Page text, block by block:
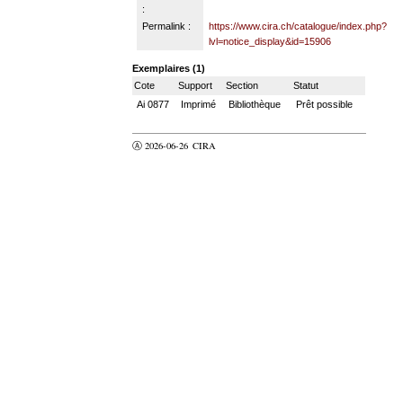
:
Permalink :
https://www.cira.ch/catalogue/index.php?
lvl=notice_display&id=15906
Exemplaires (1)
Cote
Support Section
Statut
Ai 0877
Imprimé Bibliothèque Prêt possible
Ⓐ 2026-06-26 CIRA